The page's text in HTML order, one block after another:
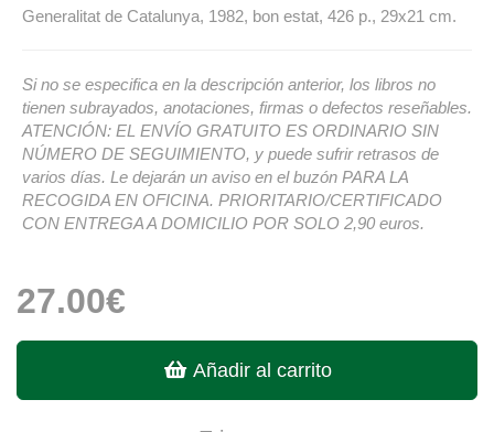
Generalitat de Catalunya, 1982, bon estat, 426 p., 29x21 cm.
Si no se especifica en la descripción anterior, los libros no
tienen subrayados, anotaciones, firmas o defectos reseñables.
ATENCIÓN: EL ENVÍO GRATUITO ES ORDINARIO SIN
NÚMERO DE SEGUIMIENTO, y puede sufrir retrasos de
varios días. Le dejarán un aviso en el buzón PARA LA
RECOGIDA EN OFICINA. PRIORITARIO/CERTIFICADO
CON ENTREGA A DOMICILIO POR SOLO 2,90 euros.
27.00€
Añadir al carrito